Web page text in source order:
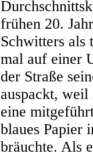
frühen 20.
Schwitters als
mal auf einer
der Straße
auspackt,
eine
blaues Papier
bräuchte. Als